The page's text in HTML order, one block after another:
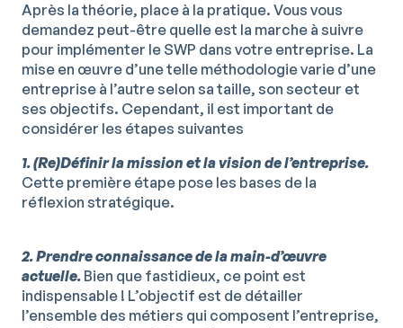
Après la théorie, place à la pratique. Vous vous
demandez peut-être quelle est la marche à suivre
pour implémenter le SWP dans votre entreprise. La
mise en œuvre d’une telle méthodologie varie d’une
entreprise à l’autre selon sa taille, son secteur et
ses objectifs. Cependant, il est important de
considérer les étapes suivantes
1. (Re)Définir la mission et la vision de l’entreprise.
Cette première étape pose les bases de la
réflexion stratégique.
2. Prendre connaissance de la main-d’œuvre
actuelle. Bien que fastidieux, ce point est
indispensable ! L’objectif est de détailler
l’ensemble des métiers qui composent l’entreprise,